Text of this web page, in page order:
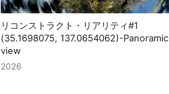
リコンストラクト・リアリティ#1
(35.1698075, 137.0654062)-Panoramic
view
2026